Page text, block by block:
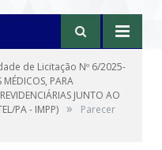
de Licitação Nº 6/2025-
MÉDICOS, PARA
JUNTO AO
PA - IMPP) »
Parecer